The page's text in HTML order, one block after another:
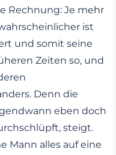
Rechnung: Je mehr
ist
und somit seine
Zeiten so, und
Denn die
eben doch
steigt.
Mann alles auf eine